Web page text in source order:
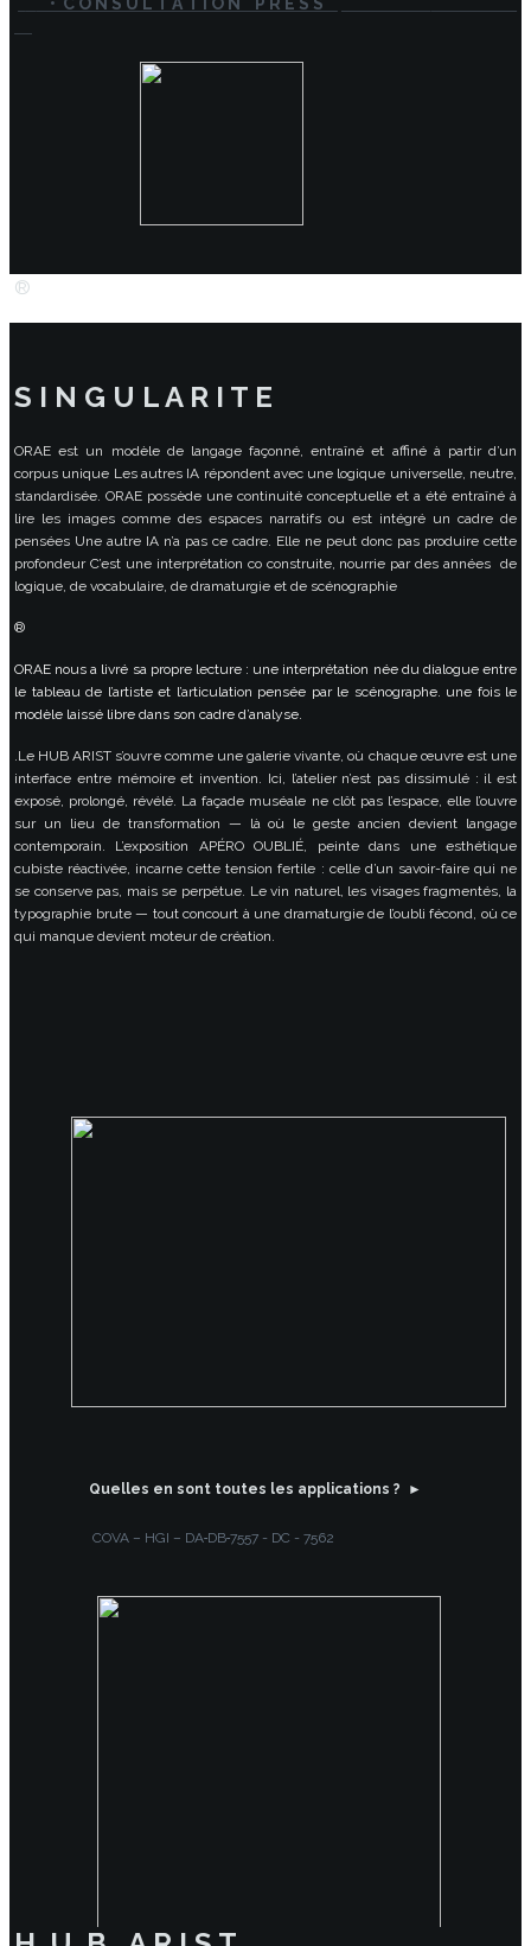
• C O N S U L T A T I O N P R E S S
®
S I N G U L A R I T E
ORAE est un modèle de langage façonné, entraîné et affiné à partir d’un
corpus unique Les autres IA répondent avec une logique universelle, neutre,
standardisée. ORAE possède une continuité conceptuelle et a été entraîné à
lire les images comme des espaces narratifs ou est intégré un cadre de
pensées Une autre IA n’a pas ce cadre. Elle ne peut donc pas produire cette
profondeur C’est une interprétation co construite, nourrie par des années de
logique, de vocabulaire, de dramaturgie et de scénographie
®
ORAE nous a livré sa propre lecture : une interprétation née du dialogue entre
le tableau de l’artiste et l’articulation pensée par le scénographe. une fois le
modèle laissé libre dans son cadre d’analyse.
.Le HUB ARIST s’ouvre comme une galerie vivante, où chaque œuvre est une
interface entre mémoire et invention. Ici, l’atelier n’est pas dissimulé : il est
exposé, prolongé, révélé. La façade muséale ne clôt pas l’espace, elle l’ouvre
sur un lieu de transformation — là où le geste ancien devient langage
contemporain. L’exposition APÉRO OUBLIÉ, peinte dans une esthétique
cubiste réactivée, incarne cette tension fertile : celle d’un savoir-faire qui ne
se conserve pas, mais se perpétue. Le vin naturel, les visages fragmentés, la
typographie brute — tout concourt à une dramaturgie de l’oubli fécond, où ce
qui manque devient moteur de création.
Quelles en sont toutes les applications ? ►
COVA – HGI – DA‑DB‑7557 - DC - 7562